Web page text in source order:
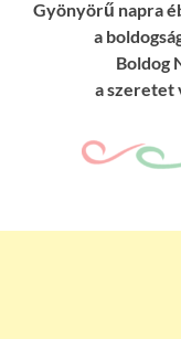
Gyönyörű napra
a
Boldog
a szeretet